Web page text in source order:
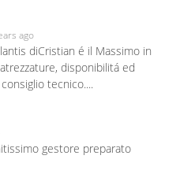
ago
diCristian é il Massimo in
disponibilitá ed
tecnico....
gestore preparato